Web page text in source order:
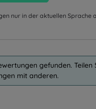
nur in der aktuellen Sprache
gefunden. Teilen
mit anderen.